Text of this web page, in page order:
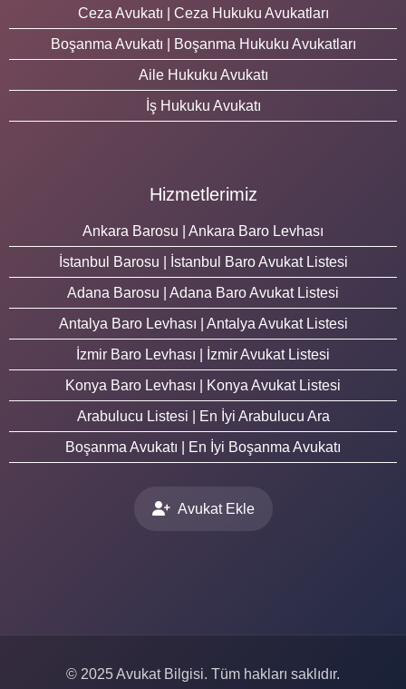
Ceza Avukatı | Ceza Hukuku Avukatları
Boşanma Avukatı | Boşanma Hukuku Avukatları
Aile Hukuku Avukatı
İş Hukuku Avukatı
Hizmetlerimiz
Ankara Barosu | Ankara Baro Levhası
İstanbul Barosu | İstanbul Baro Avukat Listesi
Adana Barosu | Adana Baro Avukat Listesi
Antalya Baro Levhası | Antalya Avukat Listesi
İzmir Baro Levhası | İzmir Avukat Listesi
Konya Baro Levhası | Konya Avukat Listesi
Arabulucu Listesi | En İyi Arabulucu Ara
Boşanma Avukatı | En İyi Boşanma Avukatı
Avukat Ekle
© 2025 Avukat Bilgisi. Tüm hakları saklıdır.